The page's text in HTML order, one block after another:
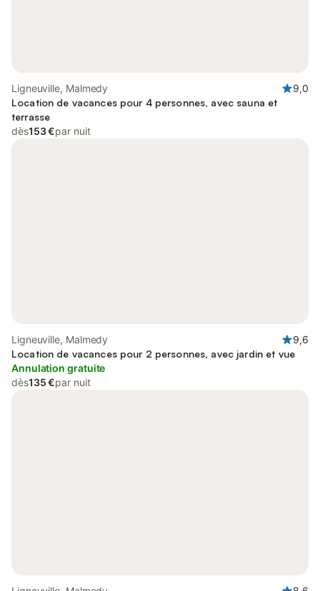
Ligneuville, Malmedy
9,0
Location de vacances pour 4 personnes, avec sauna et
terrasse
dès153 €par nuit
Ligneuville, Malmedy
9,6
Location de vacances pour 2 personnes, avec jardin et vue
Annulation gratuite
dès135 €par nuit